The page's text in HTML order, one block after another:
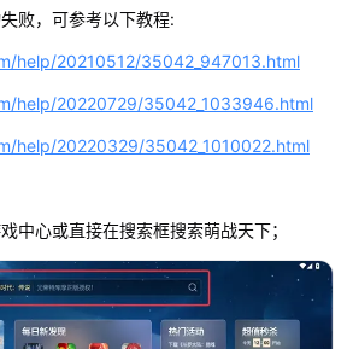
败，可参考以下教程:
help/20210512/35042_947013.html
help/20220729/35042_1033946.html
help/20220329/35042_1010022.html
中心或直接在搜索框搜索萌战天下；